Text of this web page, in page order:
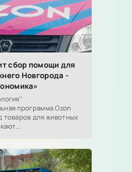
сбор помощи для
Новгорода -
программа Ozon
товаров для животных